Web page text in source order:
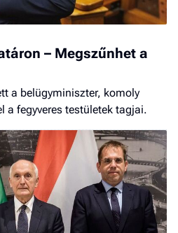
– Megszűnhet a
a belügyminiszter, komoly
a fegyveres testületek tagjai.